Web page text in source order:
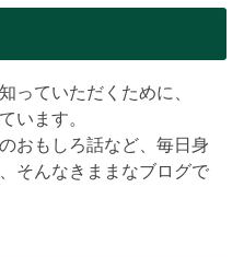
っていただくために、
います。
おもしろ話など、毎日身
そんなきままなブログで